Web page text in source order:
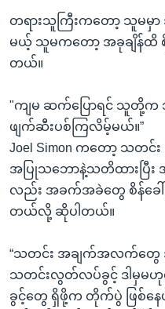
တရားသူကြီးကတော့ သူမမှာ
မယ့် သူမကတော့ အခုချိန်ထိ စို
တယ်။
"ကျမ ဆက်ပြောရင် သူတို့
ဖျက်ဆီးပစ်ကြလိမ့်မယ်။”
Joel Simon ကတော့ သတင်း
အပြုသဘောနဲ့သတိထားပြီး
လည်း အခက်အခဲတွေ စိန်ခေါ်
တယ်လို့ ဆိုပါတယ်။
“သတင်း အချက်အလက်တွေ
သတင်းလွတ်လပ်ခွင့် ဒါမှမ
ခွင့်တွေ ရှိဖို့က တိုက်ပွဲ ဖြစ်နေ